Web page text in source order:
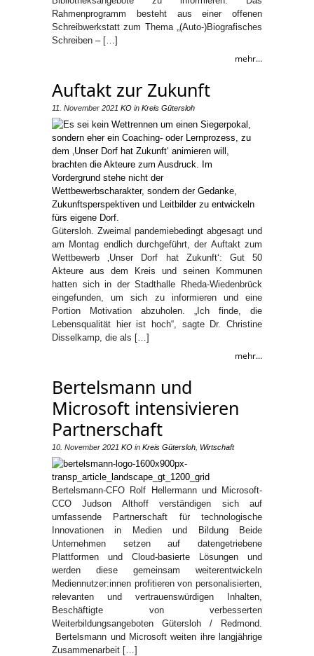
Rahmenprogramm besteht aus einer offenen
Schreibwerkstatt zum Thema „(Auto-)Biografisches
Schreiben – […]
mehr...
Auftakt zur Zukunft
11. November 2021 KO in Kreis Gütersloh
Gütersloh. Zweimal pandemiebedingt abgesagt und
am Montag endlich durchgeführt, der Auftakt zum
Wettbewerb ‚Unser Dorf hat Zukunft‘: Gut 50
Akteure aus dem Kreis und seinen Kommunen
hatten sich in der Stadthalle Rheda-Wiedenbrück
eingefunden, um sich zu informieren und eine
Portion Motivation abzuholen. „Ich finde, die
Lebensqualität hier ist hoch“, sagte Dr. Christine
Disselkamp, die als […]
mehr...
Bertelsmann und
Microsoft intensivieren
Partnerschaft
10. November 2021 KO in Kreis Gütersloh Wirtschaft
Bertelsmann-CFO Rolf Hellermann und Microsoft-
CCO Judson Althoff verständigen sich auf
umfassende Partnerschaft für technologische
Innovationen in Medien und Bildung Beide
Unternehmen setzen auf datengetriebene
Plattformen und Cloud-basierte Lösungen und
werden diese gemeinsam weiterentwickeln
Mediennutzer:innen profitieren von personalisierten,
relevanten und vertrauenswürdigen Inhalten,
Beschäftigte von verbesserten
Weiterbildungsangeboten Gütersloh / Redmond.
Bertelsmann und Microsoft weiten ihre langjährige
Zusammenarbeit […]